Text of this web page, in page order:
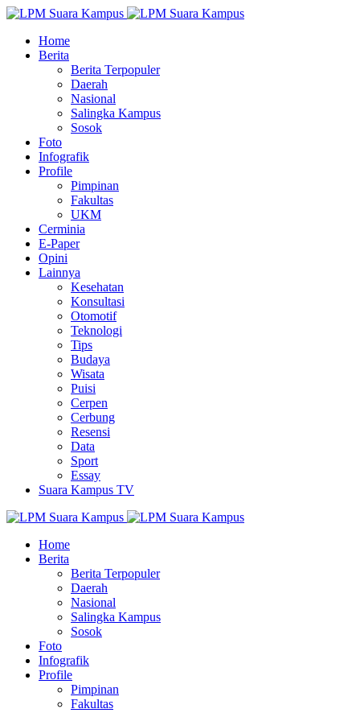
Home
Berita
Berita Terpopuler
Daerah
Nasional
Salingka Kampus
Sosok
Foto
Infografik
Profile
Pimpinan
Fakultas
UKM
Cerminia
E-Paper
Opini
Lainnya
Kesehatan
Konsultasi
Otomotif
Teknologi
Tips
Budaya
Wisata
Puisi
Cerpen
Cerbung
Resensi
Data
Sport
Essay
Suara Kampus TV
Home
Berita
Berita Terpopuler
Daerah
Nasional
Salingka Kampus
Sosok
Foto
Infografik
Profile
Pimpinan
Fakultas